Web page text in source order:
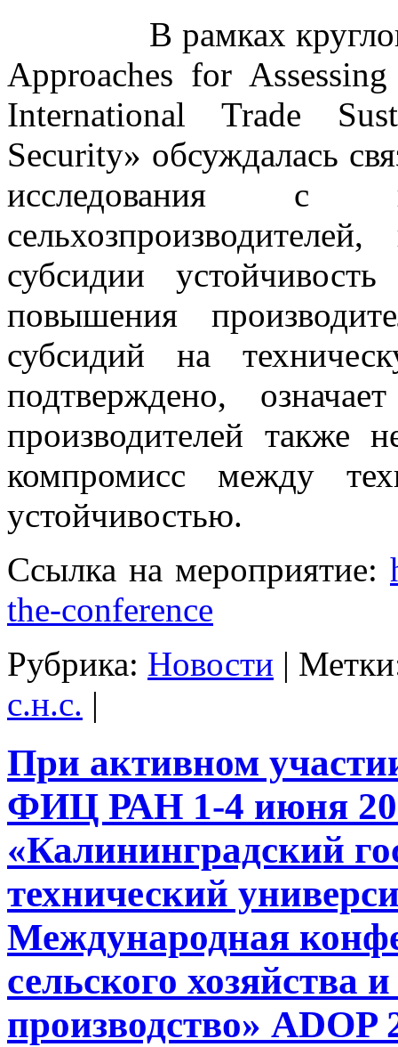
В рамках круглого
Approaches for
International Trade
Security» обсуждалась
исследования с
субсидии
повышения
субсидий на
подтверждено,
производителей также
компромисс между
устойчивостью.
Ссылка на мероприятие:
the-conference
Рубрика: Новости |
с.н.с. |
При активном
ФИЦ РАН 1-4 июня
«Калининградский
технический
Международная
сельского хозяйства
производство» ADOP